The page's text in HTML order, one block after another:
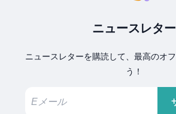
ニュースレター
ニュースレターを購読して、最高のオ
う！